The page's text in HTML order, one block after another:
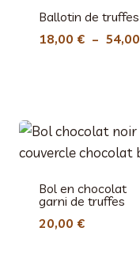
Ballotin de truffes
18,00 € – 54,00
Bol en chocolat
garni de truffes
20,00 €